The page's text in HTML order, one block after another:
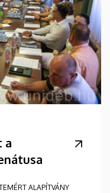
a
ALAPÍTVÁNY